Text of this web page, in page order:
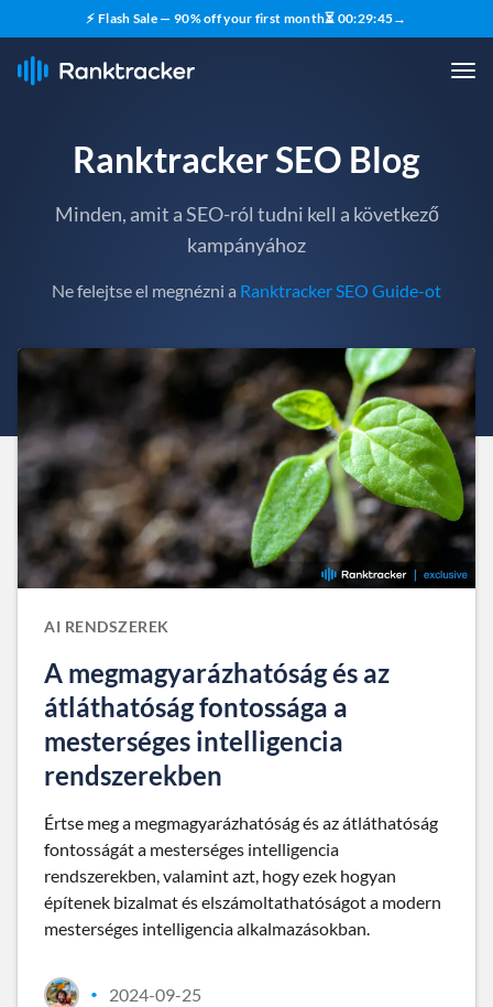
⚡ Flash Sale — 90% off your first month⏳ 00:29:43→
Ranktracker SEO Blog
Minden, amit a SEO-ról tudni kell a következő
kampányához
Ne felejtse el megnézni a Ranktracker SEO Guide-ot
AI RENDSZEREK
A megmagyarázhatóság és az
átláthatóság fontossága a
mesterséges intelligencia
rendszerekben
Értse meg a megmagyarázhatóság és az átláthatóság
fontosságát a mesterséges intelligencia
rendszerekben, valamint azt, hogy ezek hogyan
építenek bizalmat és elszámoltathatóságot a modern
mesterséges intelligencia alkalmazásokban.
• 2024-09-25